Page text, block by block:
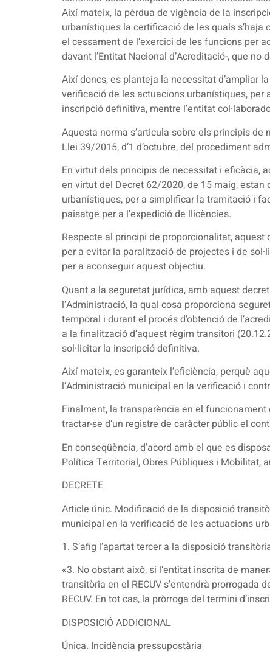
Així mateix, la pèrdua de vigència de la
urbanístiques la certificació de les quals
el cessament de l’exercici de les funcions per
davant l’Entitat Nacional d’Acreditació-, que
Així doncs, es planteja la necessitat d’ampliar
verificació de les actuacions urbanístiques, per
inscripció definitiva, mentre l’entitat
Aquesta norma s’articula sobre els principis
Llei 39/2015, d’1 d’octubre, del procediment
En virtut dels principis de necessitat i eficàcia,
en virtut del Decret 62/2020, de 15 maig,
urbanístiques, per a simplificar la tramitació i
paisatge per a l’expedició de llicències.
Respecte al principi de proporcionalitat,
per a evitar la paralització de projectes i de
per a aconseguir aquest objectiu.
Quant a la seguretat jurídica, amb aquest
l’Administració, la qual cosa proporciona
temporal i durant el procés d’obtenció de
a la finalització d’aquest règim transitori
sol·licitar la inscripció definitiva.
Així mateix, es garanteix l’eficiència, perquè
l’Administració municipal en la verificació i
Finalment, la transparència en el funcionament
tractar-se d’un registre de caràcter públic el
En conseqüència, d’acord amb el que es
Política Territorial, Obres Públiques i Mobilitat,
DECRETE
Article únic. Modificació de la disposició
municipal en la verificació de les actuacions
1. S’afig l’apartat tercer a la disposició
«3. No obstant això, si l’entitat inscrita de
transitòria en el RECUV s’entendrà
RECUV. En tot cas, la pròrroga del termini
DISPOSICIÓ ADDICIONAL
Única. Incidència pressupostària